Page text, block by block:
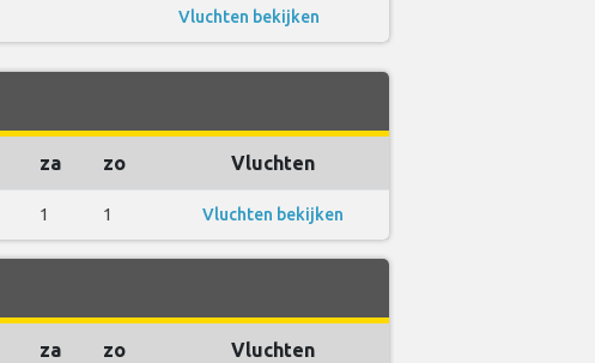
Vluchten bekijken
za zo Vluchten
1 1 Vluchten bekijken
za zo Vluchten